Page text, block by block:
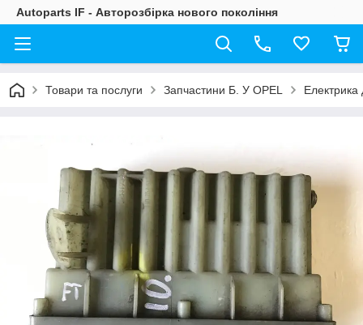
Autoparts IF - Авторозбірка нового покоління
Товари та послуги Запчастини Б. У OPEL Електрика